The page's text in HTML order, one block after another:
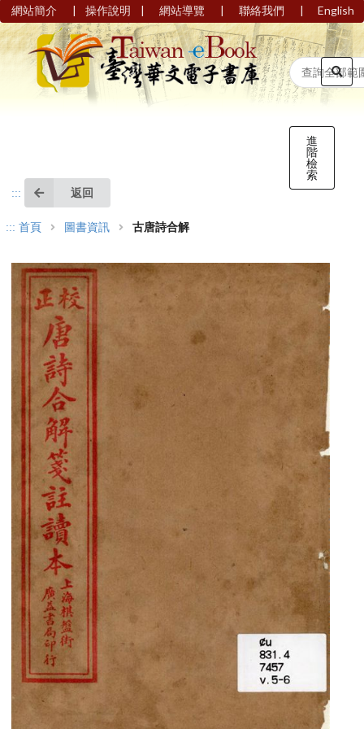
網站簡介 | 操作說明 | 網站導覽 | 聯絡我們 | English
進
階
檢
索
::: 返回
::: 首頁 圖書資訊 古唐詩合解